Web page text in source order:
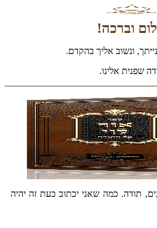
וברכה!
ונשוב אליך בהקדם.
שפנית אלינו.
תודה. כמה שאני יכתוב כעת זה יהיה